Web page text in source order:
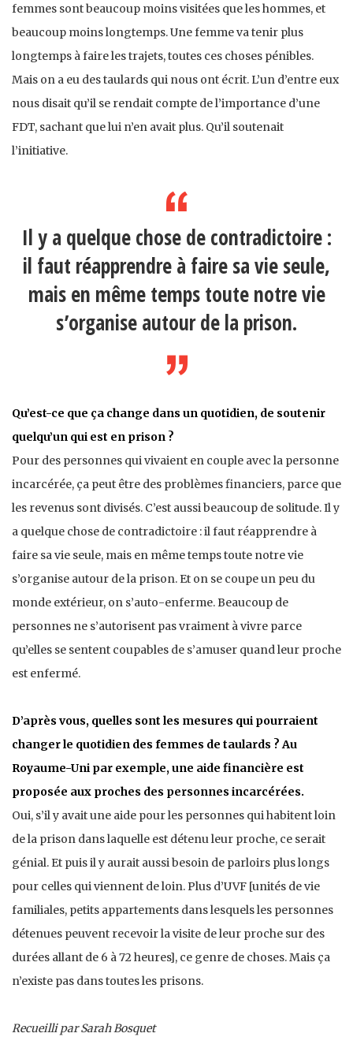
femmes sont beaucoup moins visitées que les hommes, et
beaucoup moins longtemps. Une femme va tenir plus
longtemps à faire les trajets, toutes ces choses pénibles.
Mais on a eu des taulards qui nous ont écrit. L’un d’entre eux
nous disait qu’il se rendait compte de l’importance d’une
FDT, sachant que lui n’en avait plus. Qu’il soutenait
l’initiative.
Il y a quelque chose de contradictoire :
il faut réapprendre à faire sa vie seule,
mais en même temps toute notre vie
s’organise autour de la prison.
Qu’est-ce que ça change dans un quotidien, de soutenir
quelqu’un qui est en prison ?
Pour des personnes qui vivaient en couple avec la personne
incarcérée, ça peut être des problèmes financiers, parce que
les revenus sont divisés. C’est aussi beaucoup de solitude. Il y
a quelque chose de contradictoire : il faut réapprendre à
faire sa vie seule, mais en même temps toute notre vie
s’organise autour de la prison. Et on se coupe un peu du
monde extérieur, on s’auto-enferme. Beaucoup de
personnes ne s’autorisent pas vraiment à vivre parce
qu’elles se sentent coupables de s’amuser quand leur proche
est enfermé.
D’après vous, quelles sont les mesures qui pourraient
changer le quotidien des femmes de taulards ? Au
Royaume-Uni par exemple, une aide financière est
proposée aux proches des personnes incarcérées.
Oui, s’il y avait une aide pour les personnes qui habitent loin
de la prison dans laquelle est détenu leur proche, ce serait
génial. Et puis il y aurait aussi besoin de parloirs plus longs
pour celles qui viennent de loin. Plus d’UVF [unités de vie
familiales, petits appartements dans lesquels les personnes
détenues peuvent recevoir la visite de leur proche sur des
durées allant de 6 à 72 heures], ce genre de choses. Mais ça
n’existe pas dans toutes les prisons.
Recueilli par Sarah Bosquet